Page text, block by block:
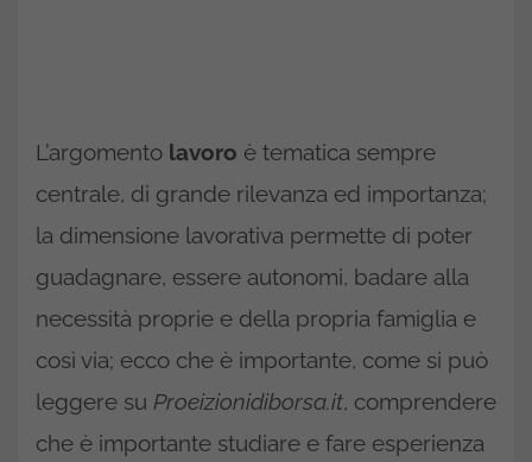
L’argomento lavoro è tematica sempre
centrale, di grande rilevanza ed importanza;
la dimensione lavorativa permette di poter
guadagnare, essere autonomi, badare alla
necessità proprie e della propria famiglia e
così via; ecco che è importante, come si può
leggere su Proeizionidiborsa.it, comprendere
che è importante studiare e fare esperienza